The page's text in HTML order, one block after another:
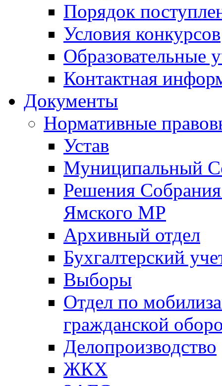
Порядок
Условия конкурсов
Образовательные
Контактная
Документы
Нормативные
Устав
Муниципальный
Решения
Ямского МР
Архивный отдел
Бухгалтерский
Выборы
Отдел по
гражданской
Делопроизводство
ЖКХ